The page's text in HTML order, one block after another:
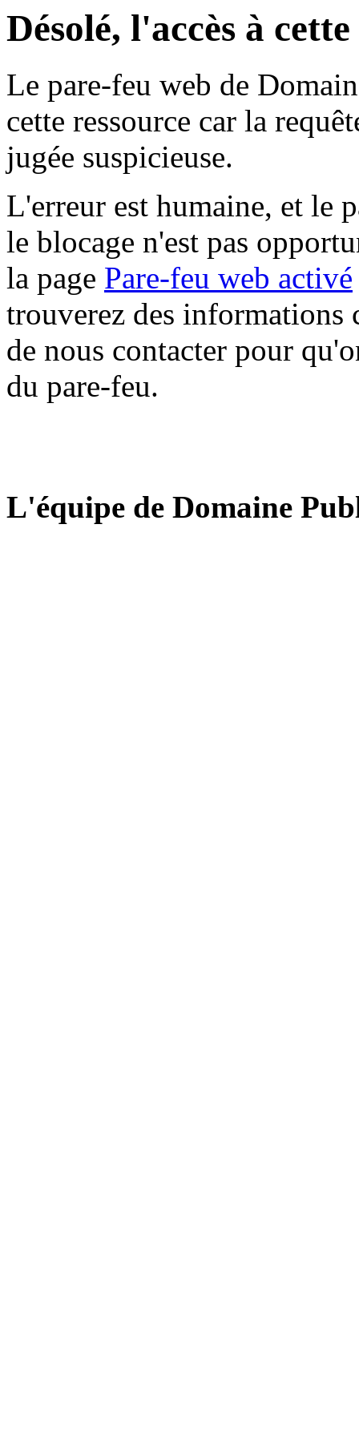
Désolé, l'accès à
Le pare-feu web de
cette ressource car la
jugée suspicieuse.
L'erreur est humaine, et le
le blocage n'est pas
la page Pare-feu web activé
trouverez des informations
de nous contacter pour
du pare-feu.
L'équipe de Domaine